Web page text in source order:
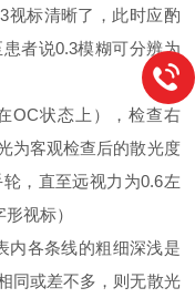
视标清晰了，此时应酌
者说0.3模糊可分辨为
OC状态上），检查右
为客观检查后的散光度
，直至远视力为0.6左
视标）
各条线的粗细深浅是
同或差不多，则无散光